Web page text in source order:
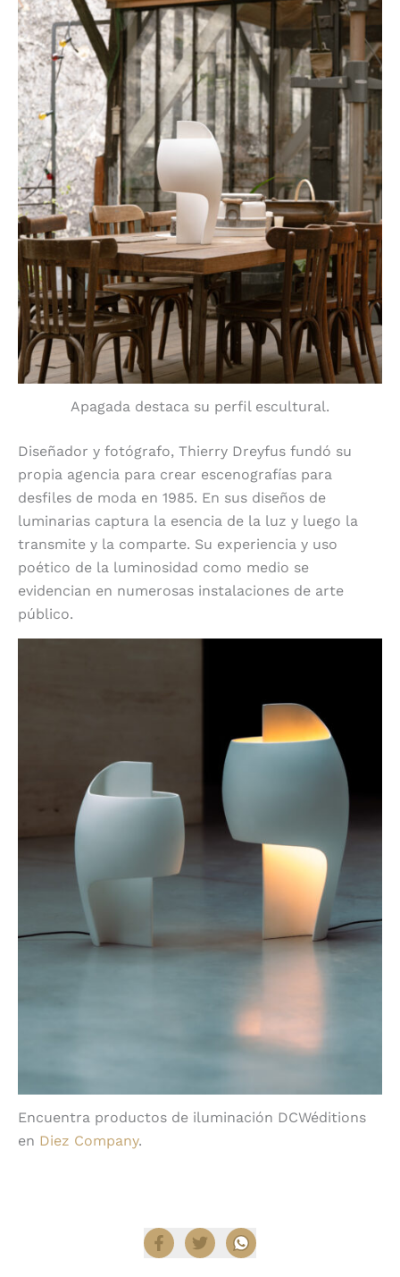
Apagada destaca su perfil escultural.
Diseñador y fotógrafo, Thierry Dreyfus fundó su
propia agencia para crear escenografías para
desfiles de moda en 1985. En sus diseños de
luminarias captura la esencia de la luz y luego la
transmite y la comparte. Su experiencia y uso
poético de la luminosidad como medio se
evidencian en numerosas instalaciones de arte
público.
Encuentra productos de iluminación DCWéditions
en Diez Company.